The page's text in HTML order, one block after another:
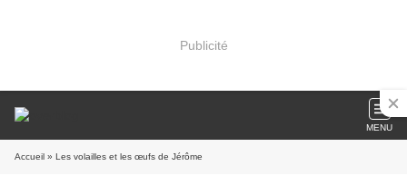
Publicité
MENU
Accueil » Les volailles et les œufs de Jérôme